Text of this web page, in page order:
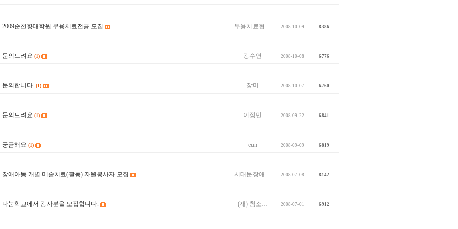
2009순천향대학원 무용치료전공 모집 무용치료협… 2008-10-09 8386
문의드려요 (1) 강수연 2008-10-08 6776
문의합니다. (1) 장미 2008-10-07 6760
문의드려요 (1) 이정민 2008-09-22 6841
궁금해요 (1) eun 2008-09-09 6819
장애아동 개별 미술치료(활동) 자원봉사자 모집 서대문장애… 2008-07-08 8142
나눔학교에서 강사분을 모집합니다. (재) 청소… 2008-07-01 6912